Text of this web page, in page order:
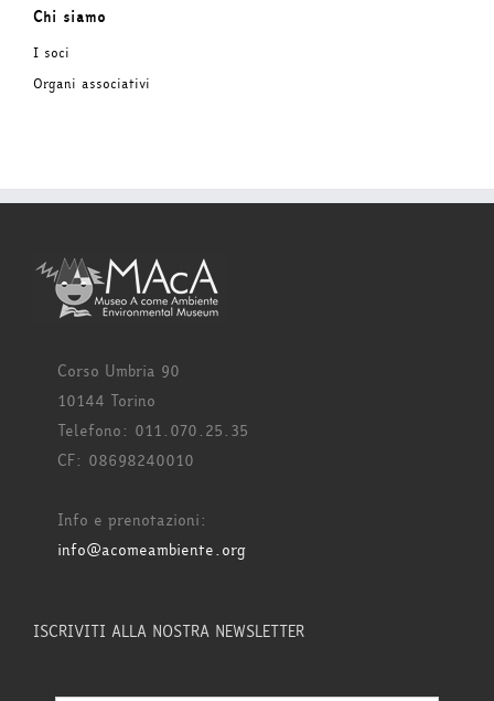
Chi siamo
I soci
Organi associativi
Corso Umbria 90
10144 Torino
Telefono: 011.070.25.35
CF: 08698240010
Info e prenotazioni:
info@acomeambiente.org
ISCRIVITI ALLA NOSTRA NEWSLETTER